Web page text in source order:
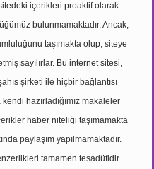
içerikleri proaktif olarak
bulunmamaktadır. Ancak,
taşımakta olup, siteye
sayılırlar. Bu internet sitesi,
şirketi ile hiçbir bağlantısı
hazırladığımız makaleler
haber niteliği taşımamakta
paylaşım yapılmamaktadır.
tamamen tesadüfidir.